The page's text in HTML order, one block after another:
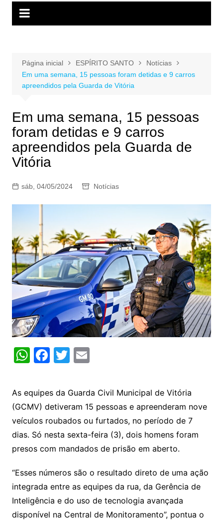
Página inicial ESPÍRITO SANTO
Notícias
Em uma semana, 15 pessoas foram detidas e 9 carros
apreendidos pela Guarda de Vitória
Em uma semana, 15 pessoas
foram detidas e 9 carros
apreendidos pela Guarda de
Vitória
sáb, 04/05/2024 Notícias
W
at
s
A
p
p
F
c
e
b
o
o
k
T
itt
er
E
ai
l
As equipes da Guarda Civil Municipal de Vitória
(GCMV) detiveram 15 pessoas e apreenderam nove
veículos roubados ou furtados, no período de 7
dias. Só nesta sexta-feira (3), dois homens foram
presos com mandados de prisão em aberto.
“Esses números são o resultado direto de uma ação
integrada entre as equipes da rua, da Gerência de
Inteligência e do uso de tecnologia avançada
disponível na Central de Monitoramento”, pontua o